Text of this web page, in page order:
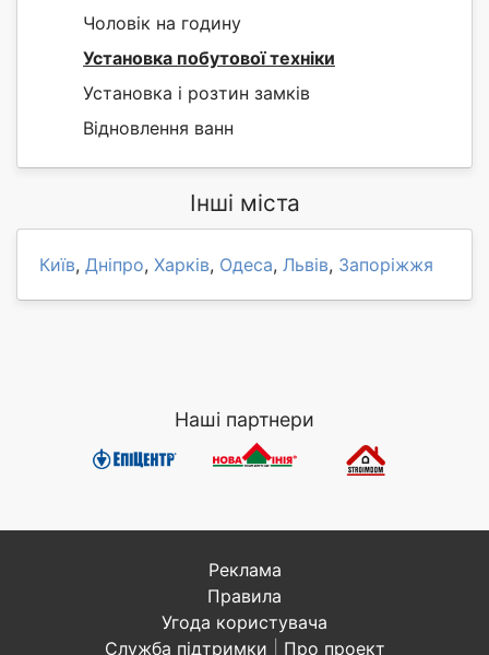
Чоловік на годину
Установка побутової техніки
Установка і розтин замків
Відновлення ванн
Інші міста
Київ, Дніпро, Харків, Одеса, Львів, Запоріжжя
Наші партнери
Реклама
Правила
Угода користувача
Служба підтримки
Про проект